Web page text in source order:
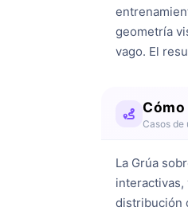
geometría
vago. El
Casos de
La Grúa
interactivas,
distribución